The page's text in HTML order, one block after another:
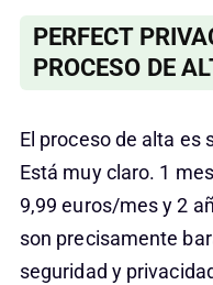
PERFECT
PROCESO DE
El proceso de alta es
Está muy claro. 1
9,99 euros/mes y 2
son precisamente
seguridad y